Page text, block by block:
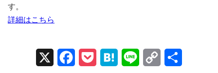
す。
詳細はこちら
Facebook
Pocket Hatena Line
Copy